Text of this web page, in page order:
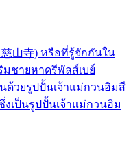
慈山寺) หรือที่รู้จักกันใน
ชายหาดรีพัลส์เบย์
นด้วยรูปปั้นเจ้าแม่กวนอิมสี
เป็นรูปปั้นเจ้าแม่กวนอิม